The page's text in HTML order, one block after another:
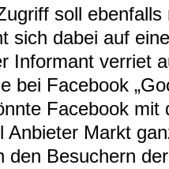
soll ebenfalls
sich dabei auf
Informant verriet
bei Facebook
Facebook mit
Anbieter Markt
den Besuchern